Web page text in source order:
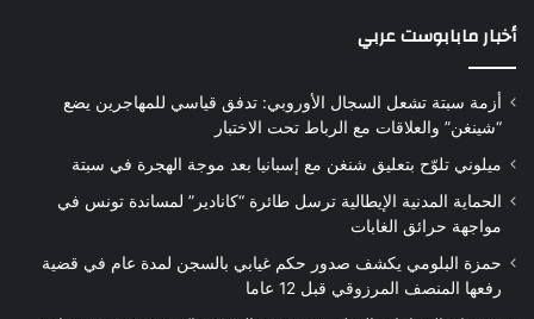
أخبار مابابوست عربي
أزمة سبتة تشعل السجال الأوروبي: تدفق قياسي للمهاجرين يضع
“شينغن” والعلاقات مع الرباط تحت الاختبار
ميلوني تلوّح بتعليق شنغن مع إسبانيا بعد موجة الهجرة في سبتة
الحماية المدنية الإيطالية ترسل طائرة “كانادير” لمساندة تونس في
مواجهة حرائق الغابات
حمزة البلومي يكشف صدور حكم غيابي بالسجن لمدة عام في قضية
رفعها المنصف المرزوقي قبل 12 عاما